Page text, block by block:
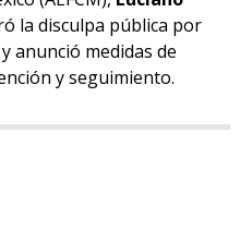
la disculpa pública por
anunció medidas de
y seguimiento.